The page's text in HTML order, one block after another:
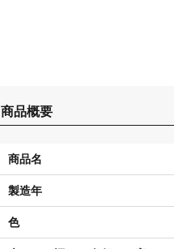
商品概要
商品名
製造年
色